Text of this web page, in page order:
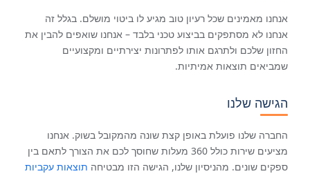
אנחנו מאמינים שכל רעיון טוב מגיע לו ביטוי מושלם. בגלל זה
אנחנו לא מסתפקים בביצוע טכני בלבד – אנחנו שואפים להבין את
החזון שלכם ולתרגם אותו לפתרונות יצירתיים ומקצועיים
שמביאים תוצאות אמיתיות.
הגישה שלנו
החברה שלנו פועלת באופן קצת שונה מהמקובל בשוק. אנחנו
מציעים שירות כולל 360 מעלות שחוסך לכם את הצורך לתאם בין
ספקים שונים. מהניסיון שלנו, הגישה הזו מבטיחה תוצאות עקביות